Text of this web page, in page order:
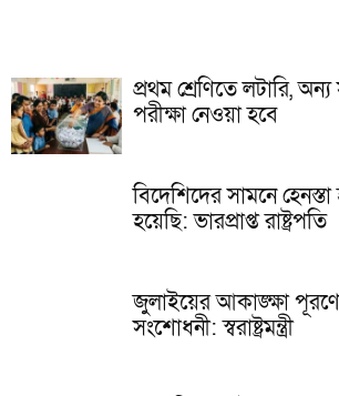
প্রথম শ্রেণিতে লটারি, অন্য
পরীক্ষা নেওয়া হবে
বিদেশিদের সামনে
হয়েছি: ভারপ্রাপ্ত রাষ্ট্রপতি
জুলাইয়ের আকাঙ্ক্ষা
সংশোধনী: স্বরাষ্ট্রমন্ত্রী